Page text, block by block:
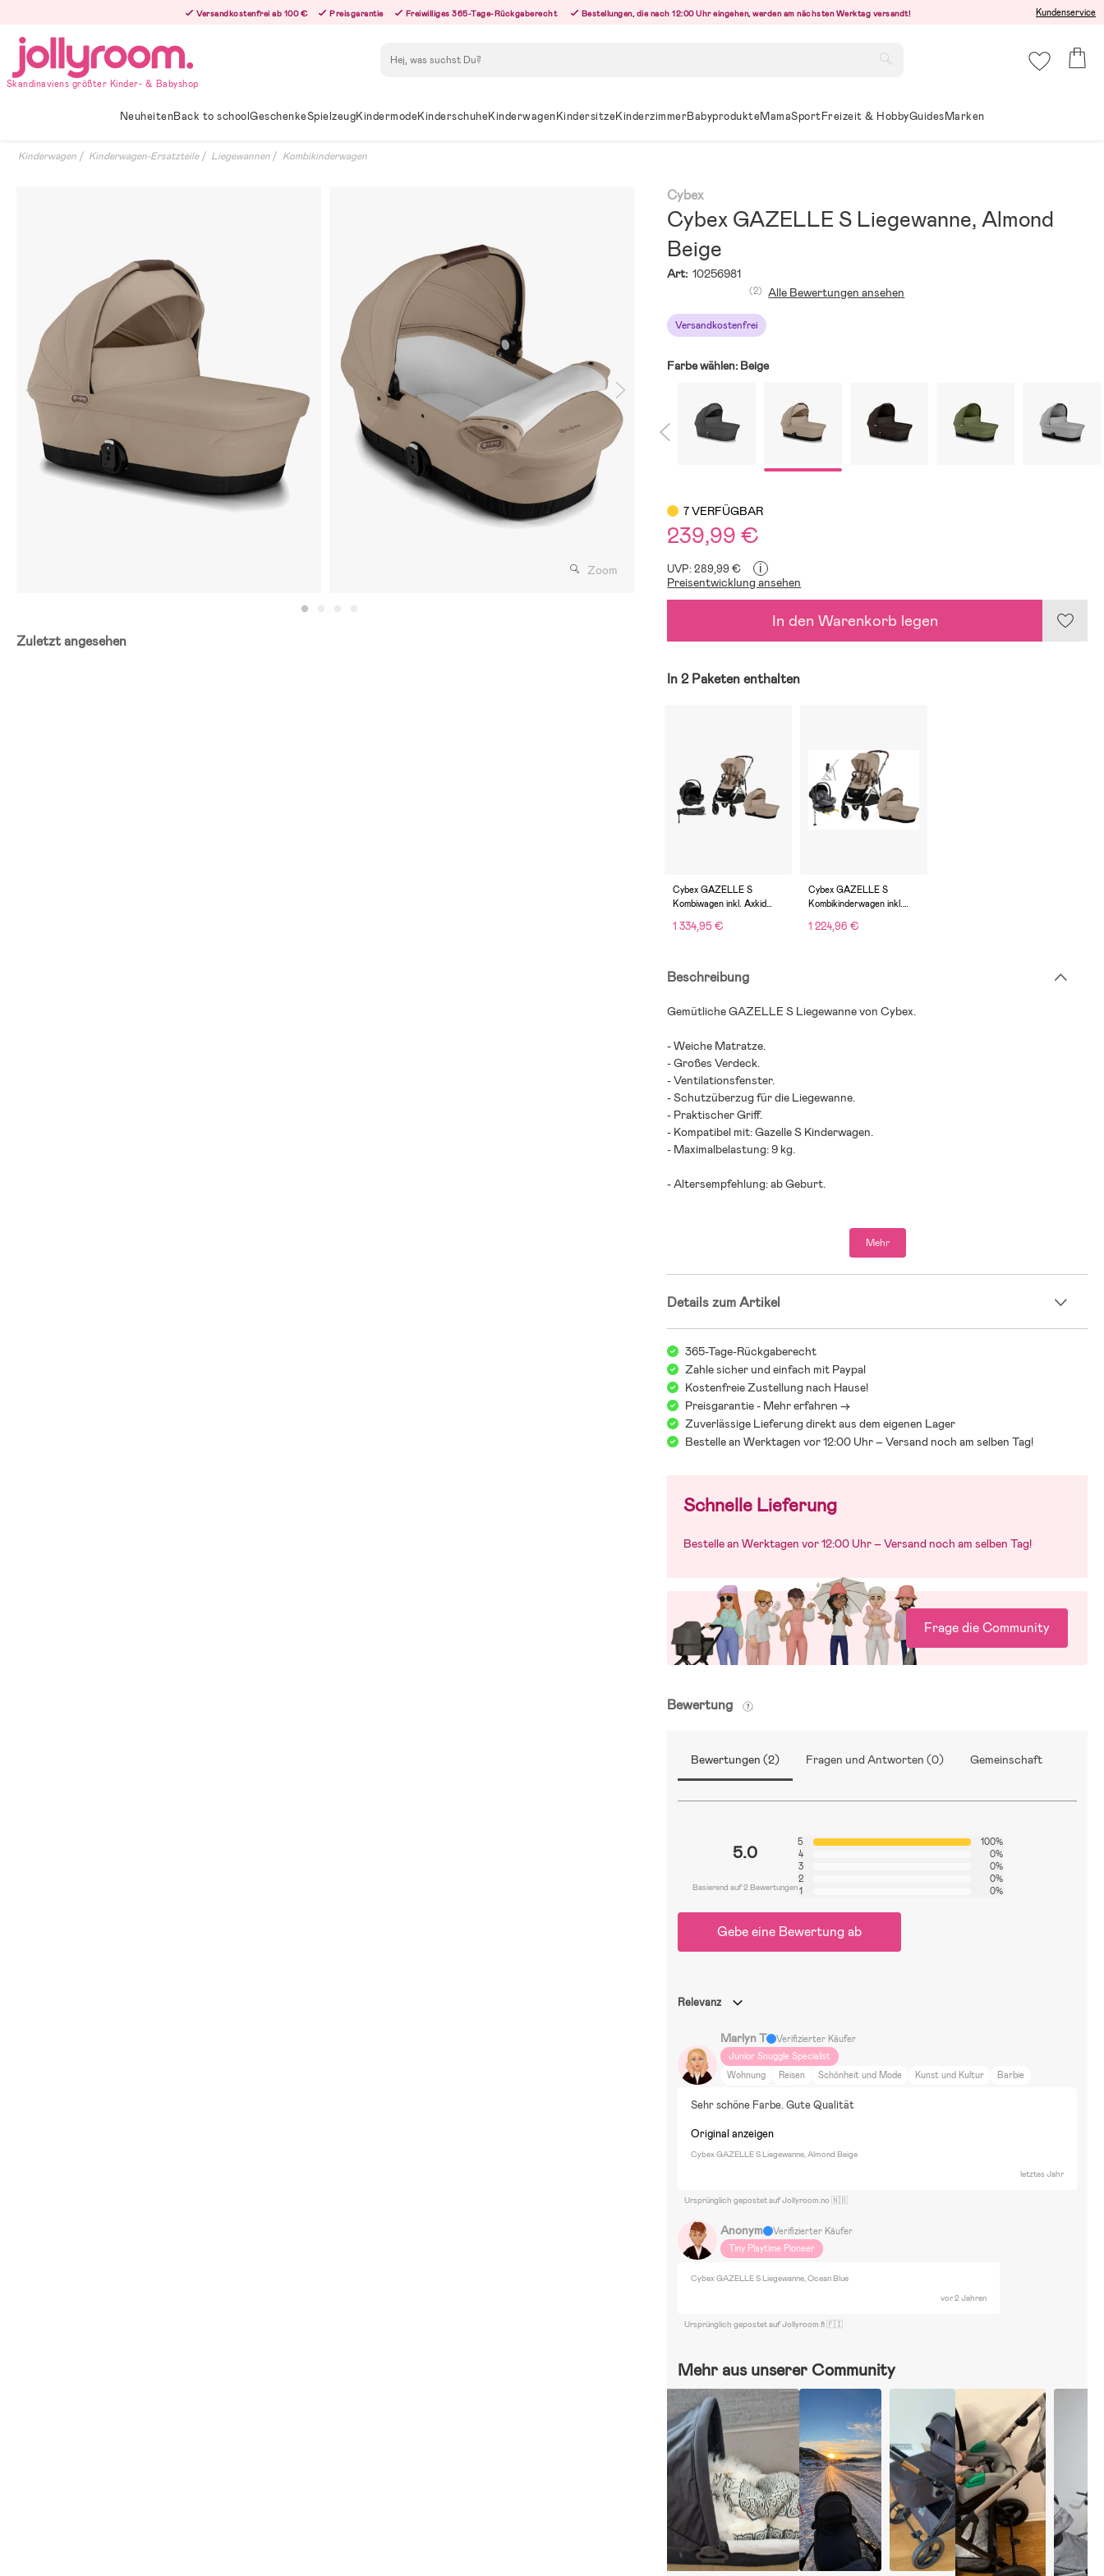
innehållet
Versandkostenfrei ab 100 € Preisgarantie Freiwilliges 365-Tage-Rückgaberecht Bestellungen, die nach 12:00 Uhr eingehen, werden am nächsten Werktag versandt! Kundenservice
Skandinaviens größter Kinder- & Babyshop
NeuheitenBack to schoolGeschenkeSpielzeugKindermodeKinderschuheKinderwagenKindersitzeKinderzimmerBabyprodukteMamaSportFreizeit & HobbyGuidesMarken
Kinderwagen Kinderwagen-Ersatzteile Liegewannen Kombikinderwagen
Zoom
Zuletzt angesehen
Cybex
Cybex GAZELLE S Liegewanne, Almond
Beige
Art: 10256981
Versandkostenfrei
(2) Alle Bewertungen ansehen
Farbe wählen: Beige
7 VERFÜGBAR
239,99 €
UVP: 289,99 € i
Preisentwicklung ansehen
In den Warenkorb legen
In 2 Paketen enthalten
Cybex GAZELLE S
Kombiwagen inkl. Axkid
Basis, Almond Beige
1 334,95 €
Cybex GAZELLE S
Kombikinderwagen inkl.
& Basis, Almond
1 224,96 €
Beschreibung
Gemütliche GAZELLE S Liegewanne von Cybex.
- Weiche Matratze.
- Großes Verdeck.
- Ventilationsfenster.
- Schutzüberzug für die Liegewanne.
- Praktischer Griff.
- Kompatibel mit: Gazelle S Kinderwagen.
- Maximalbelastung: 9 kg.
- Altersempfehlung: ab Geburt.
Mehr
Details zum Artikel
365-Tage-Rückgaberecht
Zahle sicher und einfach mit Paypal
Kostenfreie Zustellung nach Hause!
Preisgarantie - Mehr erfahren ->
Zuverlässige Lieferung direkt aus dem eigenen Lager
Bestelle an Werktagen vor 12:00 Uhr – Versand noch am selben Tag!
Schnelle Lieferung
Bestelle an Werktagen vor 12:00 Uhr – Versand noch am selben Tag!
Frage die Community
Bewertung
Bewertungen (2) Fragen und Antworten (0) Gemeinschaft
5.0
Basierend auf 2 Bewertungen
5
100%
4
0%
3
0%
2
0%
1
0%
Gebe eine Bewertung ab
Relevanz
Marlyn T
Verifizierter Käufer
Junior Snuggle Specialist
Wohnung
Reisen Schönheit und Mode Kunst und Kultur
Barbie
Sehr schöne Farbe. Gute Qualität
Original anzeigen
Cybex GAZELLE S Liegewanne, Almond Beige
letztes Jahr
Ursprünglich gepostet auf Jollyroom.no 🇳🇴
Anonym
Verifizierter Käufer
Tiny Playtime Pioneer
Cybex GAZELLE S Liegewanne, Ocean Blue
vor 2 Jahren
Ursprünglich gepostet auf Jollyroom.fi 🇫🇮
Mehr aus unserer Community